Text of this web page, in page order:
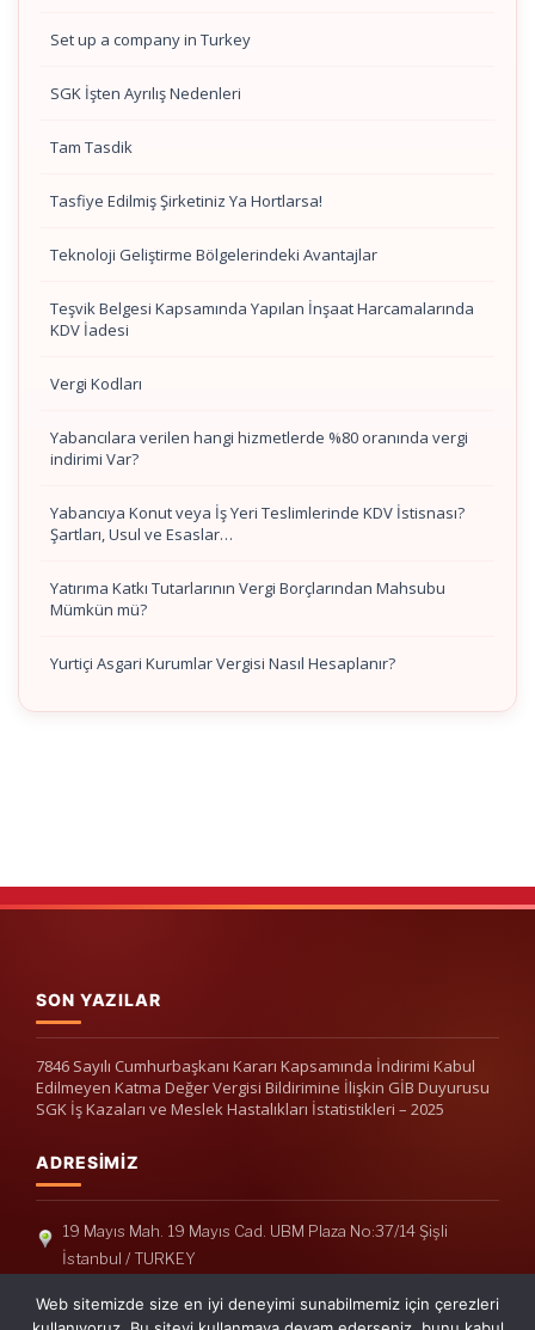
Set up a company in Turkey
SGK İşten Ayrılış Nedenleri
Tam Tasdik
Tasfiye Edilmiş Şirketiniz Ya Hortlarsa!
Teknoloji Geliştirme Bölgelerindeki Avantajlar
Teşvik Belgesi Kapsamında Yapılan İnşaat Harcamalarında
KDV İadesi
Vergi Kodları
Yabancılara verilen hangi hizmetlerde %80 oranında vergi
indirimi Var?
Yabancıya Konut veya İş Yeri Teslimlerinde KDV İstisnası?
Şartları, Usul ve Esaslar…
Yatırıma Katkı Tutarlarının Vergi Borçlarından Mahsubu
Mümkün mü?
Yurtiçi Asgari Kurumlar Vergisi Nasıl Hesaplanır?
SON YAZILAR
7846 Sayılı Cumhurbaşkanı Kararı Kapsamında İndirimi Kabul
Edilmeyen Katma Değer Vergisi Bildirimine İlişkin GİB Duyurusu
SGK İş Kazaları ve Meslek Hastalıkları İstatistikleri – 2025
ADRESIMIZ
19 Mayıs Mah. 19 Mayıs Cad. UBM Plaza No:37/14 Şişli
İstanbul / TURKEY
Telefon: +90(212) 240 33 39
Telefon: +90(212) 248 19 36
Web sitemizde size en iyi deneyimi sunabilmemiz için çerezleri